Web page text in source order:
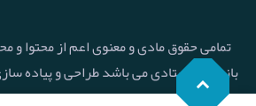
تمامی حقوق مادی و معنوی اعم از محتوا و
بازرگانی استادی می باشد طراحی و پیاده
استادی